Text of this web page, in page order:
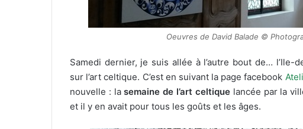
Oeuvres de David Balade ©
Samedi dernier, je suis allée à l’autre bout de… l’Ile-
sur l’art celtique. C’est en suivant la page facebook
nouvelle : lasemaine de l’art celtiquelancée par la
et il y en avait pour tous les goûts et les âges.